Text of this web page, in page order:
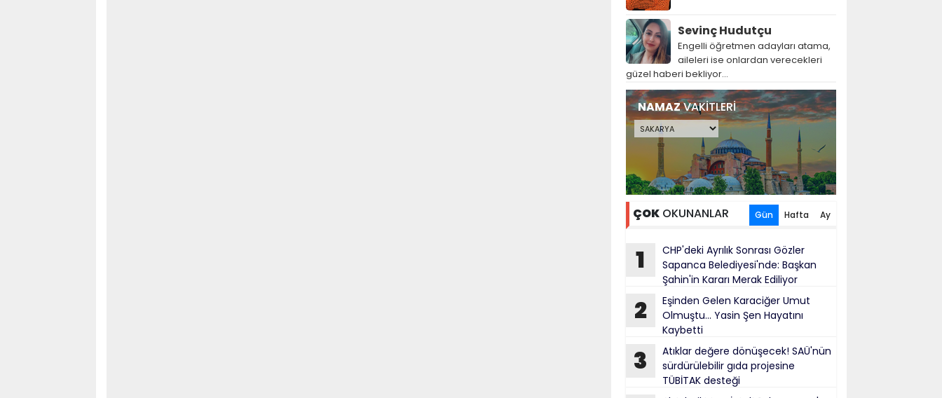
Sevinç Hudutçu
Engelli öğretmen adayları atama,
aileleri ise onlardan verecekleri
güzel haberi bekliyor...
NAMAZVAKİTLERİ
ÇOKOKUNANLAR Gün Hafta Ay
1
CHP'deki Ayrılık Sonrası Gözler
Sapanca Belediyesi'nde: Başkan
Şahin'in Kararı Merak Ediliyor
2
Eşinden Gelen Karaciğer Umut
Olmuştu... Yasin Şen Hayatını
Kaybetti
3
Atıklar değere dönüşecek! SAÜ'nün
sürdürülebilir gıda projesine
TÜBİTAK desteği